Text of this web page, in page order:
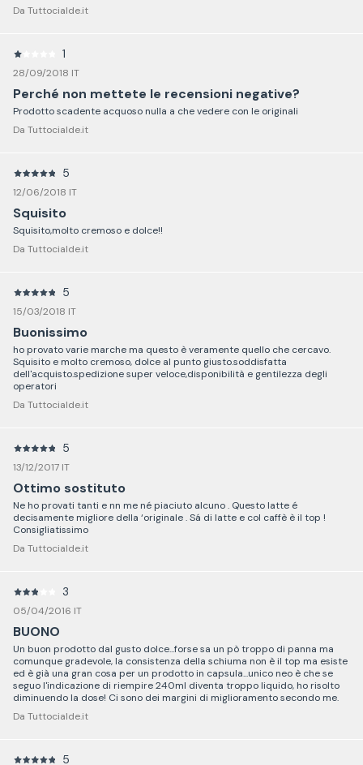
Da Tuttocialde.it
1
28/09/2018 IT
Perché non mettete le recensioni negative?
Prodotto scadente acquoso nulla a che vedere con le originali
Da Tuttocialde.it
5
12/06/2018 IT
Squisito
Squisito,molto cremoso e dolce!!
Da Tuttocialde.it
5
15/03/2018 IT
Buonissimo
ho provato varie marche ma questo è veramente quello che cercavo.
Squisito e molto cremoso, dolce al punto giusto.soddisfatta
dell'acquisto.spedizione super veloce,disponibilità e gentilezza degli
operatori
Da Tuttocialde.it
5
13/12/2017 IT
Ottimo sostituto
Ne ho provati tanti e nn me né piaciuto alcuno . Questo latte é
decisamente migliore della ‘originale . Sá di latte e col caffè è il top !
Consigliatissimo
Da Tuttocialde.it
3
05/04/2016 IT
BUONO
Un buon prodotto dal gusto dolce...forse sa un pò troppo di panna ma
comunque gradevole, la consistenza della schiuma non è il top ma esiste
ed è già una gran cosa per un prodotto in capsula...unico neo è che se
seguo l'indicazione di riempire 240ml diventa troppo liquido, ho risolto
diminuendo la dose! Ci sono dei margini di miglioramento secondo me.
Da Tuttocialde.it
5